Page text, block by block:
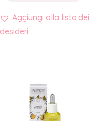
Aggiungi alla lista dei
desideri